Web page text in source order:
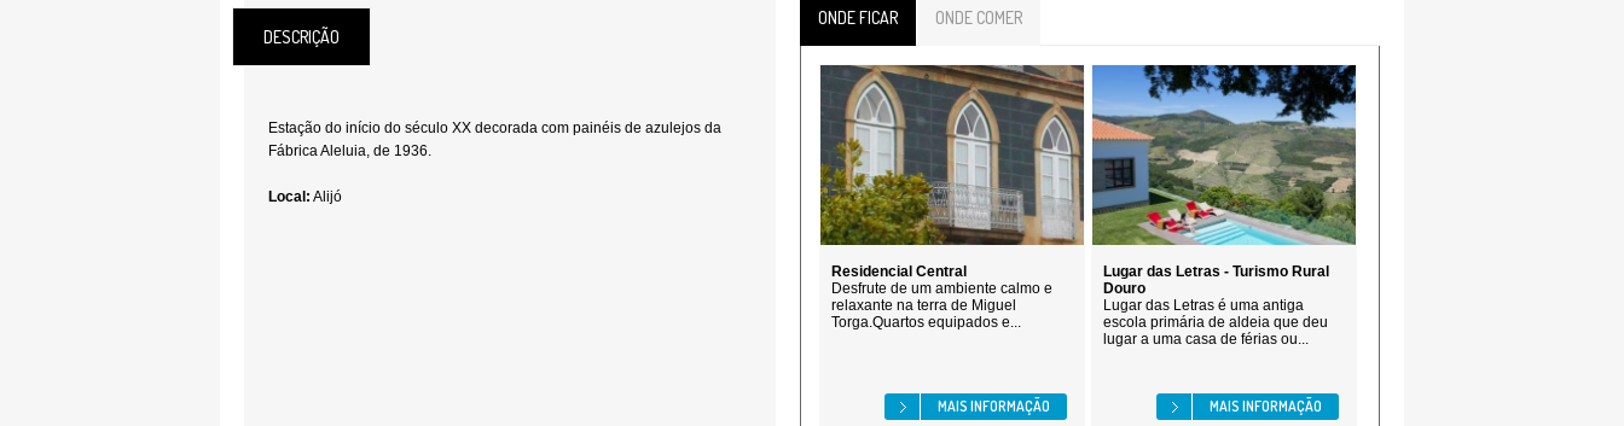
DESCRIÇÃO
Estação do início do século XX decorada com painéis de azulejos da
Fábrica Aleluia, de 1936.
Local: Alijó
ONDE FICAR ONDE COMER
Residencial Central
Desfrute de um ambiente calmo e
relaxante na terra de Miguel
Torga.Quartos equipados e...
MAIS INFORMAÇÃO
Lugar das Letras - Turismo Rural
Douro
Lugar das Letras é uma antiga
escola primária de aldeia que deu
lugar a uma casa de férias ou...
MAIS INFORMAÇÃO